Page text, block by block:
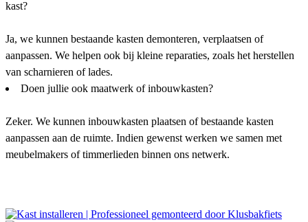
kast?
Ja, we kunnen bestaande kasten demonteren, verplaatsen of
aanpassen. We helpen ook bij kleine reparaties, zoals het herstellen
van scharnieren of lades.
Doen jullie ook maatwerk of inbouwkasten?
Zeker. We kunnen inbouwkasten plaatsen of bestaande kasten
aanpassen aan de ruimte. Indien gewenst werken we samen met
meubelmakers of timmerlieden binnen ons netwerk.